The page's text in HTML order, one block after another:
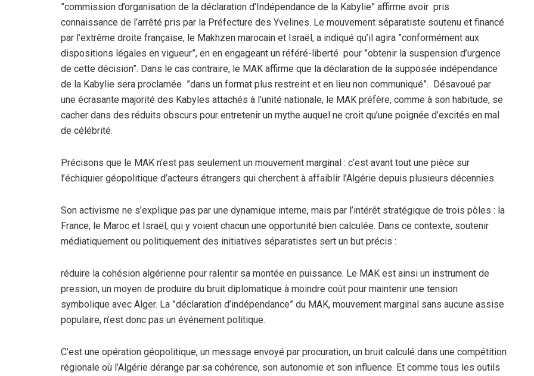
”commission d’organisation de la déclaration d’Indépendance de la Kabylie” affirme avoir pris
connaissance de l’arrêté pris par la Préfecture des Yvelines. Le mouvement séparatiste soutenu et financé
par l’extrême droite française, le Makhzen marocain et Israël, a indiqué qu’il agira ”conformément aux
dispositions légales en vigueur”, en en engageant un référé-liberté pour ”obtenir la suspension d’urgence
de cette décision”. Dans le cas contraire, le MAK affirme que la déclaration de la supposée indépendance
de la Kabylie sera proclamée ”dans un format plus restreint et en lieu non communiqué”. Désavoué par
une écrasante majorité des Kabyles attachés à l’unité nationale, le MAK préfère, comme à son habitude, se
cacher dans des réduits obscurs pour entretenir un mythe auquel ne croit qu’une poignée d’excités en mal
de célébrité.
Précisons que le MAK n’est pas seulement un mouvement marginal : c’est avant tout une pièce sur
l’échiquier géopolitique d’acteurs étrangers qui cherchent à affaiblir l’Algérie depuis plusieurs décennies.
Son activisme ne s’explique pas par une dynamique interne, mais par l’intérêt stratégique de trois pôles : la
France, le Maroc et Israël, qui y voient chacun une opportunité bien calculée. Dans ce contexte, soutenir
médiatiquement ou politiquement des initiatives séparatistes sert un but précis :
réduire la cohésion algérienne pour ralentir sa montée en puissance. Le MAK est ainsi un instrument de
pression, un moyen de produire du bruit diplomatique à moindre coût pour maintenir une tension
symbolique avec Alger. La ”déclaration d’indépendance” du MAK, mouvement marginal sans aucune assise
populaire, n’est donc pas un événement politique.
C’est une opération géopolitique, un message envoyé par procuration, un bruit calculé dans une compétition
régionale où l’Algérie dérange par sa cohérence, son autonomie et son influence. Et comme tous les outils